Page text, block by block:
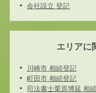
会社設立 登記
エリアに
川崎市 相続登記
町田市 相続登記
司法書士栗原博延 相